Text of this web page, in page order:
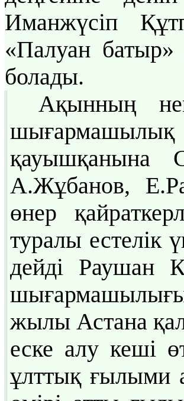
Иманжүсіп
«Палуан батыр»
болады.
Ақынның
қауышқанына
А.Жұбанов,
өнер
туралы естелік
дейді Раушан
шығармашылығы
жылы Астана
еске алу кеші
ұлттық ғылыми